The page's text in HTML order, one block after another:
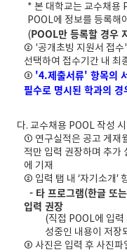
* 본 대학교는 교수채용
POOL에 정보를 등록해
(POOL만 등록할 경우
② '공개초빙 지원서 접수'
선택하여 접수기간 내 최
③ '4.제출서류' 항목의
필수로 명시된 학과의
다. 교수채용 POOL 작성
① 연구실적은 공고 게재
적만 입력 권장하며 추가
에 기재
② 입력 탭 내 ‘자기소개’
- 타 프로그램(한글 또
입력 권장
(직접 POOL에 입력
성중인 내용이 저장
③ 사진은 입력 후 사진파